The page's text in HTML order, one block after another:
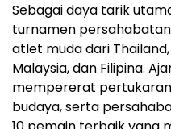
Sebagai daya tarik
turnamen
atlet muda dari
Malaysia, dan Filipina.
mempererat
budaya, serta